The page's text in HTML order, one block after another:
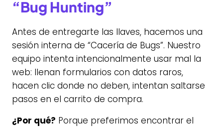
“Bug Hunting”
Antes de entregarte las llaves, hacemos una
sesión interna de “Cacería de Bugs”. Nuestro
equipo intenta intencionalmente usar mal la
web: llenan formularios con datos raros,
hacen clic donde no deben, intentan saltarse
pasos en el carrito de compra.
¿Por qué? Porque preferimos encontrar el